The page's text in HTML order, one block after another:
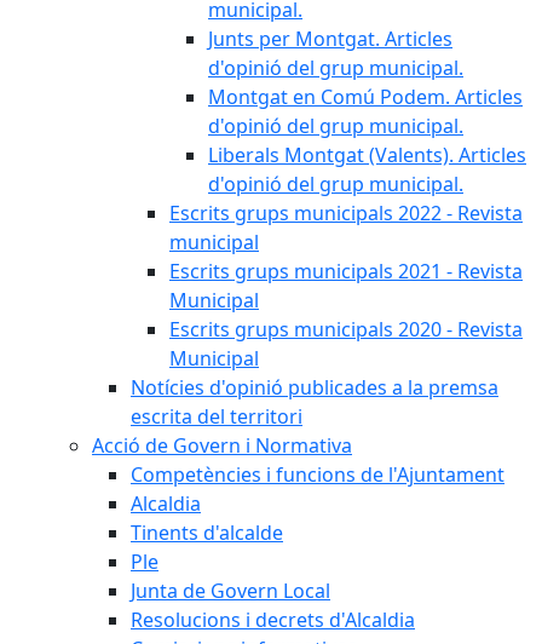
municipal.
Junts per Montgat. Articles
d'opinió del grup municipal.
Montgat en Comú Podem. Articles
d'opinió del grup municipal.
Liberals Montgat (Valents). Articles
d'opinió del grup municipal.
Escrits grups municipals 2022 - Revista
municipal
Escrits grups municipals 2021 - Revista
Municipal
Escrits grups municipals 2020 - Revista
Municipal
Notícies d'opinió publicades a la premsa
escrita del territori
Acció de Govern i Normativa
Competències i funcions de l'Ajuntament
Alcaldia
Tinents d'alcalde
Ple
Junta de Govern Local
Resolucions i decrets d'Alcaldia